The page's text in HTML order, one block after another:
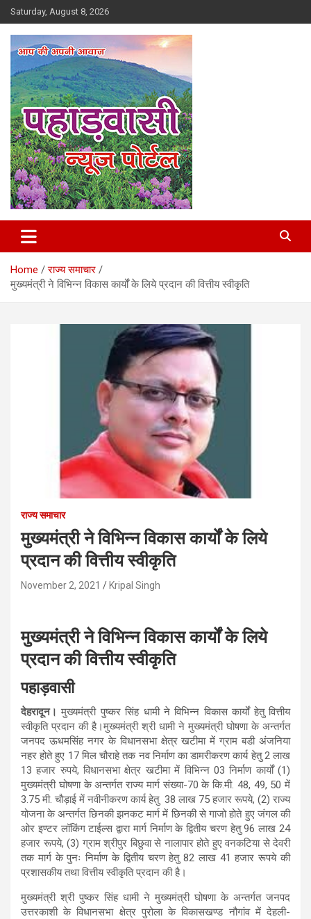
Skip
to
content
Saturday, August 8, 2026
Pahadvasi
Home
राज्य समाचार
मुख्यमंत्री ने विभिन्न विकास कार्यों के लिये प्रदान की वित्तीय स्वीकृति
राज्य समाचार
मुख्यमंत्री ने विभिन्न विकास कार्यों के लिये
प्रदान की वित्तीय स्वीकृति
November 2, 2021 Kripal Singh
मुख्यमंत्री ने विभिन्न विकास कार्यों के लिये
प्रदान की वित्तीय स्वीकृति
पहाड़वासी
देहरादून। मुख्यमंत्री पुष्कर सिंह धामी ने विभिन्न विकास कार्यों हेतु वित्तीय
स्वीकृति प्रदान की है।मुख्यमंत्री श्री धामी ने मुख्यमंत्री घोषणा के अन्तर्गत
जनपद ऊधमसिंह नगर के विधानसभा क्षेत्र खटीमा में ग्राम बडी अंजनिया
नहर होते हुए 17 मिल चौराहे तक नव निर्माण का डामरीकरण कार्य हेतु 2 लाख
13 हजार रुपये, विधानसभा क्षेत्र खटीमा में विभिन्न 03 निर्माण कार्यों (1)
मुख्यमंत्री घोषणा के अन्तर्गत राज्य मार्ग संख्या-70 के कि.मी. 48, 49, 50 में
3.75 मी. चौड़ाई में नवीनीकरण कार्य हेतु 38 लाख 75 हजार रूपये, (2) राज्य
योजना के अन्तर्गत छिनकी झनकट मार्ग में छिनकी से गाजो होते हुए जंगल की
ओर इण्टर लॉकिंग टाईल्स द्वारा मार्ग निर्माण के द्वितीय चरण हेतु 96 लाख 24
हजार रूपये, (3) ग्राम श्रीपुर बिछुवा से नालापार होते हुए वनकटिया से देवरी
तक मार्ग के पुनः निर्माण के द्वितीय चरण हेतु 82 लाख 41 हजार रूपये की
प्रशासकीय तथा वित्तीय स्वीकृति प्रदान की है।
मुख्यमंत्री श्री पुष्कर सिंह धामी ने मुख्यमंत्री घोषणा के अन्तर्गत जनपद
उत्तरकाशी के विधानसभा क्षेत्र पुरोला के विकासखण्ड नौगांव में देहली-